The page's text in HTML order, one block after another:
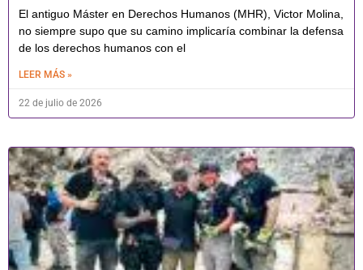
El antiguo Máster en Derechos Humanos (MHR), Victor Molina,
no siempre supo que su camino implicaría combinar la defensa
de los derechos humanos con el
LEER MÁS »
22 de julio de 2026